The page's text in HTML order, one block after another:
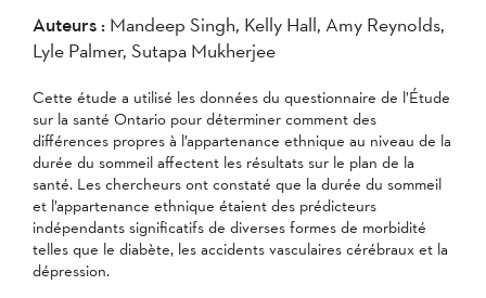
2004
Appliquer
Auteurs : Mandeep Singh, Kelly Hall, Amy Reynolds,
Lyle Palmer, Sutapa Mukherjee
Cette étude a utilisé les données du questionnaire de l’Étude
sur la santé Ontario pour déterminer comment des
différences propres à l’appartenance ethnique au niveau de la
durée du sommeil affectent les résultats sur le plan de la
santé. Les chercheurs ont constaté que la durée du sommeil
et l’appartenance ethnique étaient des prédicteurs
indépendants significatifs de diverses formes de morbidité
telles que le diabète, les accidents vasculaires cérébraux et la
dépression.